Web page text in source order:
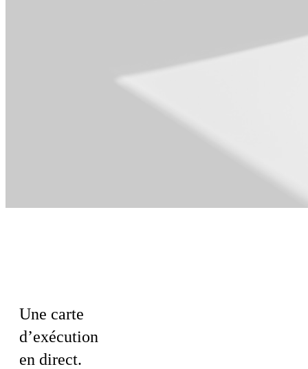
Une carte
d’exécution
en direct.